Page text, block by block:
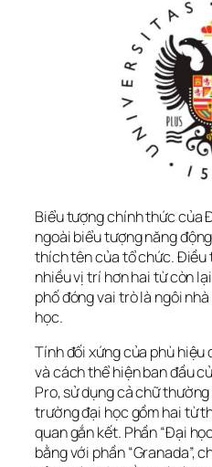
Biểu tượng chính thức của
ngoài biểu tượng năng
thích tên của tổ chức.
nhiều vị trí hơn hai từ còn
phố đóng vai trò là ngôi
học.
Tính đối xứng của phù
và cách thể hiện ban đầu
Pro, sử dụng cả chữ
trường đại học gồm hai từ
quan gắn kết. Phần “Đại
bằng với phần “Granada”,